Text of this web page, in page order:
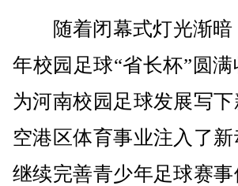
随着闭幕式灯光渐暗
年校园足球“省长杯”圆
为河南校园足球发展写
空港区体育事业注入了
继续完善青少年足球赛